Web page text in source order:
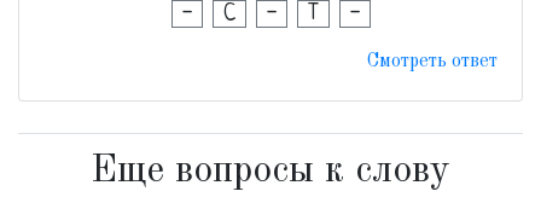
- С - Т -
Смотреть ответ
Еще вопросы к слову